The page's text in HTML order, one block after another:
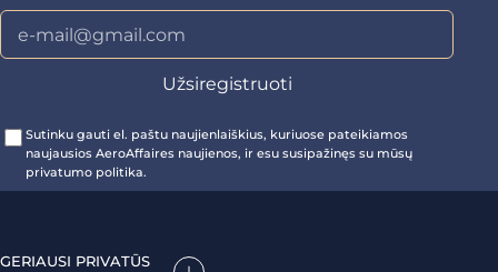
Sutinku gauti el. paštu naujienlaiškius, kuriuose pateikiamos
naujausios AeroAffaires naujienos, ir esu susipažinęs su mūsų
privatumo politika.
GERIAUSI PRIVATŪS